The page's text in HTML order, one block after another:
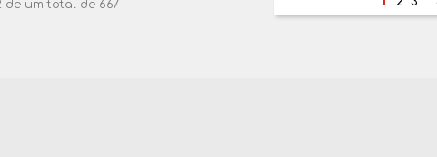
de um total de 667